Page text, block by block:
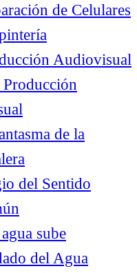
de Celulares
Audiovisual
de la
del Sentido
sube
del Agua